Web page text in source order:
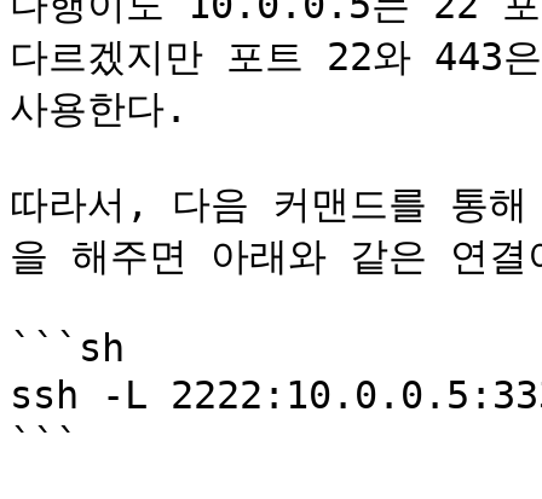
다르겠지만 포트 22와 443
사용한다.
따라서, 다음 커맨드를 통
을 해주면 아래와 같은 연
```sh
ssh -L
```